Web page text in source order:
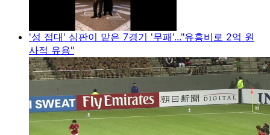
'성 접대' 심판이 맡은 7경기 '무패'..."유흥비로 2억 원
사적 유용"